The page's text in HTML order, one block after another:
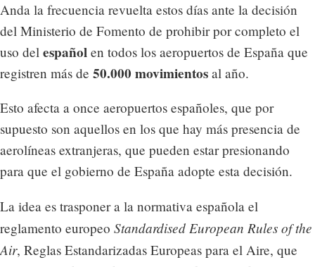
Anda la frecuencia revuelta estos días ante la decisión
del Ministerio de Fomento de prohibir por completo el
uso del español en todos los aeropuertos de España que
registren más de 50.000 movimientos al año.
Esto afecta a once aeropuertos españoles, que por
supuesto son aquellos en los que hay más presencia de
aerolíneas extranjeras, que pueden estar presionando
para que el gobierno de España adopte esta decisión.
La idea es trasponer a la normativa española el
reglamento europeo Standardised European Rules of the
Air, Reglas Estandarizadas Europeas para el Aire, que